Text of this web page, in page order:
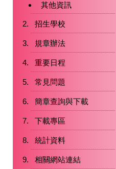
其他資訊
招生學校
規章辦法
重要日程
常見問題
簡章查詢與下載
下載專區
統計資料
相關網站連結